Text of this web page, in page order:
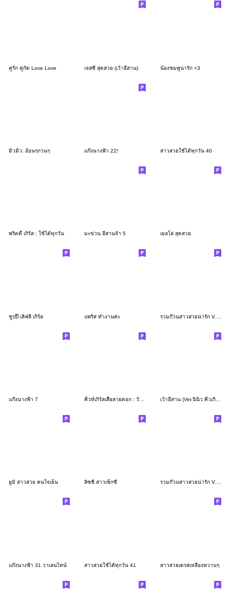
คู่รัก คู่กัด Love Love เจสซี่ สุดสวย (เว้าอีสาน) น้องชมพูน่ารัก <3
มิวมิว: อ้อนๆกวนๆ แก๊งนางฟ้า 22! สาวสวยใช้ได้ทุกวัน 40
พริตตี้ เกิร์ล : ใช้ได้ทุกวัน มะข่วน อีสานจ้า 5 เยลโล่ สุดสวย
ชูปปี้ เลิฟลี่ เกิร์ล แพริส ทำงานค่ะ
แก๊งนางฟ้า 7 เว้าอีสาน (Ver.นินิว คิ้วเกิร์ล)
ยูมิ สาวสวย คนใจเย็น ลิซซี่ สาวเซ็กซี่ รวมก๊วนสาวสวยน่ารัก V.13 (Big)
แก๊งนางฟ้า 31 วาเลนไทน์​ สาวสวยใช้ได้ทุกวัน 41 สาวสวยเดรสเหลืองหวานๆ